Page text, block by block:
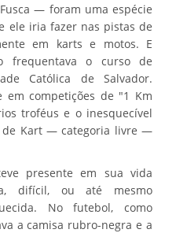
— foram uma espécie
ele iria fazer nas pistas de
em karts e motos. E
frequentava o curso de
Católica de Salvador.
em competições de "1 Km
troféus e o inesquecível
de Kart — categoria livre —
presente em sua vida
difícil, ou até mesmo
No futebol, como
a camisa rubro-negra e a